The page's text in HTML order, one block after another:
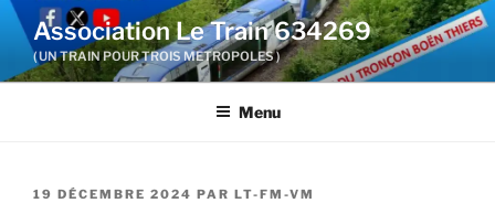
Aller
contenu
Association Le Train 634269
( UN TRAIN POUR TROIS METROPOLES )
Menu
PUBLIÉ
19 DÉCEMBRE 2024 PAR LT-FM-VM